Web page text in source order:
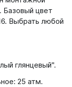
Базовый цвет
Выбрать любой
глянцевый".
25 атм.